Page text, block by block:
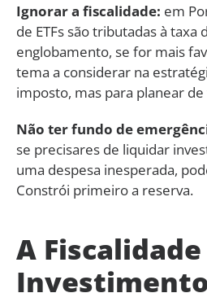
Ignorar a fiscalidade: em
de ETFs são tributadas à taxa
englobamento, se for mais
tema a considerar na
imposto, mas para planear
Não ter fundo de
se precisares de liquidar
uma despesa inesperada,
Constrói primeiro a reserva.
A